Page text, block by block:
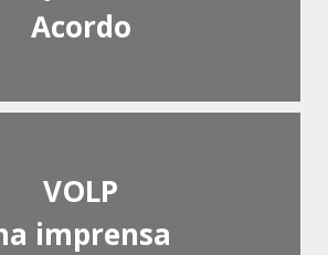
Acordo
VOLP
imprensa